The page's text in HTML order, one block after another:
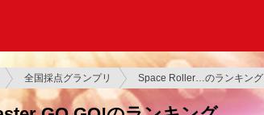
全国採点グランプリ Space Roller…のランキング